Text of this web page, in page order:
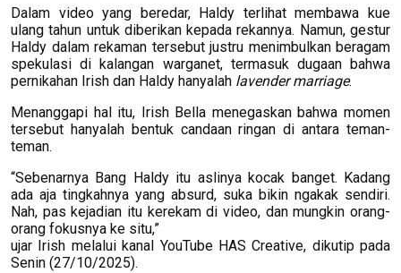
Dalam video yang beredar, Haldy terlihat membawa kue
ulang tahun untuk diberikan kepada rekannya. Namun, gestur
Haldy dalam rekaman tersebut justru menimbulkan beragam
spekulasi di kalangan warganet, termasuk dugaan bahwa
pernikahan Irish dan Haldy hanyalah lavender marriage.
Menanggapi hal itu, Irish Bella menegaskan bahwa momen
tersebut hanyalah bentuk candaan ringan di antara teman-
teman.
“Sebenarnya Bang Haldy itu aslinya kocak banget. Kadang
ada aja tingkahnya yang absurd, suka bikin ngakak sendiri.
Nah, pas kejadian itu kerekam di video, dan mungkin orang-
orang fokusnya ke situ,”
ujar Irish melalui kanal YouTube HAS Creative, dikutip pada
Senin (27/10/2025).